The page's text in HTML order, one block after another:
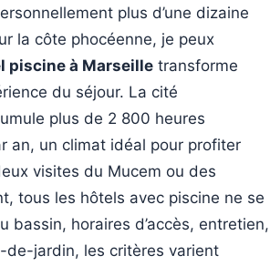
plus d’une dizaine
la côte phocéenne, je peux
piscine à Marseille transforme
du séjour. La cité
plus de 2 800 heures
an, un climat idéal pour profiter
visites du Mucem ou des
tous les hôtels avec piscine ne se
bassin, horaires d’accès, entretien,
de-jardin, les critères varient